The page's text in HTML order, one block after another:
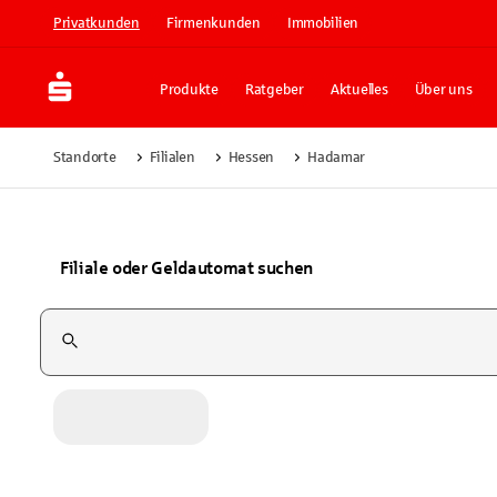
Privatkunden Firmenkunden Immobilien
Produkte Ratgeber Aktuelles Über uns
Standorte Filialen Hessen Hadamar
Filiale oder Geldautomat suchen
Suchfeld